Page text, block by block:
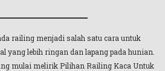
railing menjadi salah satu cara untuk
yang lebih ringan dan lapang pada hunian.
mulai melirik Pilihan Railing Kaca Untuk